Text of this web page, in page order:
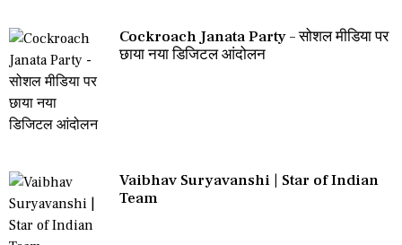
Cockroach Janata Party – सोशल मीडिया पर
छाया नया डिजिटल आंदोलन
Vaibhav Suryavanshi | Star of Indian
Team